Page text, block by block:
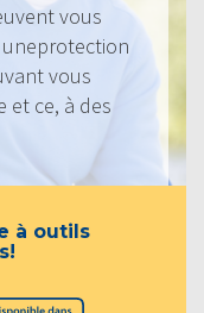
vous
vous
et ce, à des
à outils